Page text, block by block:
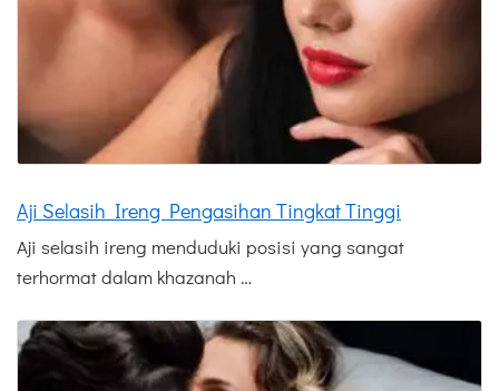
Aji Selasih Ireng Pengasihan Tingkat Tinggi
Aji selasih ireng menduduki posisi yang sangat
terhormat dalam khazanah …